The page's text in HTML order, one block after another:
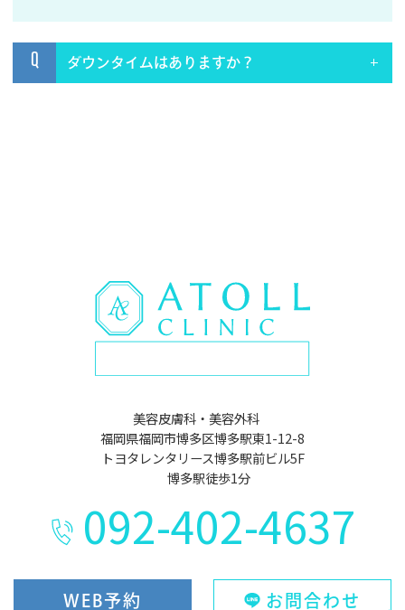
Q ダウンタイムはありますか？
美容皮膚科・美容外科
福岡県福岡市博多区博多駅東1-12-8
トヨタレンタリース博多駅前ビル5F
博多駅徒歩1分
092-402-4637
WEB予約 お問合わせ